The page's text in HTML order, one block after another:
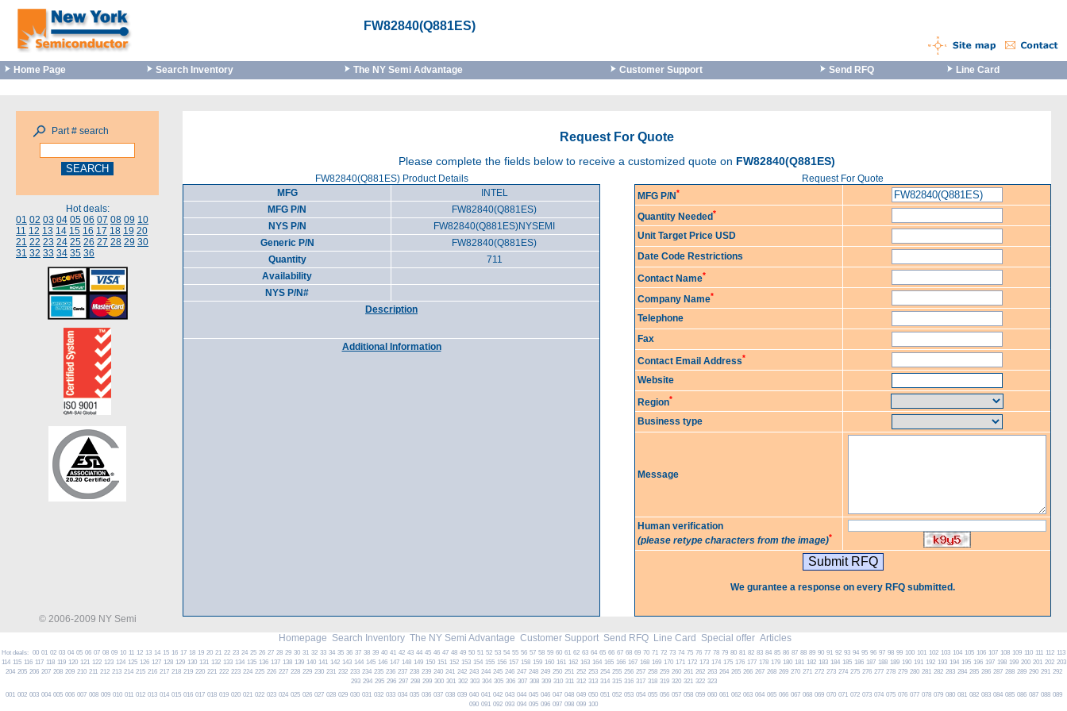
FW82840(Q881ES)
Home Page Search Inventory The NY Semi Advantage Customer Support Send RFQ Line Card
Part # search
Hot deals:
01 02 03 04 05 06 07 08 09 10
11 12 13 14 15 16 17 18 19 20
21 22 23 24 25 26 27 28 29 30
31 32 33 34 35 36
Request For Quote
Please complete the fields below to receive a customized quote on FW82840(Q881ES)
FW82840(Q881ES) Product Details
Request For Quote
MFG
INTEL
MFG P/N
FW82840(Q881ES)
NYS P/N
FW82840(Q881ES)NYSEMI
Generic P/N
FW82840(Q881ES)
Quantity
711
Availability
NYS P/N#
Description
Additional Information
MFG P/N*
Quantity Needed*
Unit Target Price USD
Date Code Restrictions
Contact Name*
Company Name*
Telephone
Fax
Contact Email Address*
Website
Region*
Business type
Message
Human verification
(please retype characters from the image)*
We gurantee a response on every RFQ submitted.
© 2006-2009 NY Semi
Homepage Search Inventory The NY Semi Advantage Customer Support Send RFQ Line Card Special offer Articles
Hot deals: 00 01 02 03 04 05 06 07 08 09 10 11 12 13 14 15 16 17 18 19 20 21 22 23 24 25 26 27 28 29 30 31 32 33 34 35 36 37 38 39 40 41 42 43 44 45 46 47 48 49 50 51 52 53 54 55 56 57 58 59 60 61 62 63 64 65 66 67 68 69 70 71 72 73 74 75 76 77 78 79 80 81 82 83 84 85 86 87 88 89 90 91 92 93 94 95 96 97 98 99 100 101 102 103 104 105 106 107 108 109 110 111 112 113
114 115 116 117 118 119 120 121 122 123 124 125 126 127 128 129 130 131 132 133 134 135 136 137 138 139 140 141 142 143 144 145 146 147 148 149 150 151 152 153 154 155 156 157 158 159 160 161 162 163 164 165 166 167 168 169 170 171 172 173 174 175 176 177 178 179 180 181 182 183 184 185 186 187 188 189 190 191 192 193 194 195 196 197 198 199 200 201 202 203
204 205 206 207 208 209 210 211 212 213 214 215 216 217 218 219 220 221 222 223 224 225 226 227 228 229 230 231 232 233 234 235 236 237 238 239 240 241 242 243 244 245 246 247 248 249 250 251 252 253 254 255 256 257 258 259 260 261 262 263 264 265 266 267 268 269 270 271 272 273 274 275 276 277 278 279 280 281 282 283 284 285 286 287 288 289 290 291 292
293 294 295 296 297 298 299 300 301 302 303 304 305 306 307 308 309 310 311 312 313 314 315 316 317 318 319 320 321 322 323
001 002 003 004 005 006 007 008 009 010 011 012 013 014 015 016 017 018 019 020 021 022 023 024 025 026 027 028 029 030 031 032 033 034 035 036 037 038 039 040 041 042 043 044 045 046 047 048 049 050 051 052 053 054 055 056 057 058 059 060 061 062 063 064 065 066 067 068 069 070 071 072 073 074 075 076 077 078 079 080 081 082 083 084 085 086 087 088 089
090 091 092 093 094 095 096 097 098 099 100